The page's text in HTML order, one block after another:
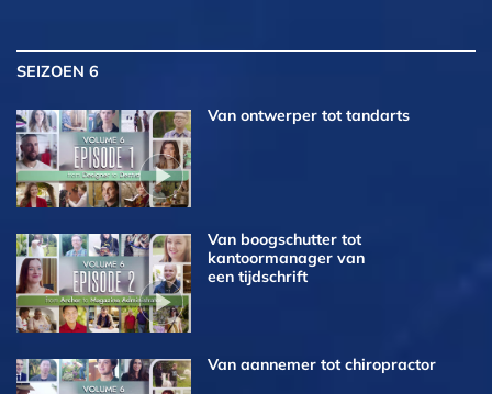
SEIZOEN 6
Van ontwerper tot tandarts
Van boogschutter tot
kantoormanager van
een tijdschrift
Van aannemer tot chiropractor